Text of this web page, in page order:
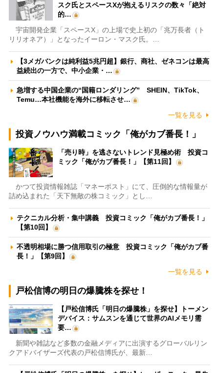
スク氏とスペースXが抱えるリスクの数々「絶対
的…
宇宙開発企業「スペースX」の上場で史上初の「兆万長者（ト
リリオネア）」となったイーロン・マスク氏。…
【3メガバンクは純利益5兆円超】銀行、商社、ゼネコンは最高
益続出の一方で、中小企業・…
急増する中国企業の“国籍ロンダリング” SHEIN、TikTok、
Temu…本社機能を海外に移転させ…
一覧を見る
投資ノウハウ満載コミック「俺がカブ番長！」
「売り時」を逃さないトレンド見極め術 投資コ
ミック「俺がカブ番長！」【第11回】
かつて投資情報雑誌「マネーポスト」にて、圧倒的な情報量が
詰め込まれた「天下無敵の株コミック」とし…
テクニカル分析・集中講義 投資コミック「俺がカブ番長！」
【第10回】
不透明相場に勝つ信用取引の極意 投資コミック「俺がカブ番
長！」【第9回】
一覧を見る
戸松信博の明日の爆騰株を探せ！
【戸松信博氏「明日の爆騰株」を探せ】トーメン
デバイス：サムスンを通じて世界のAIメモリ需
要…
新聞や雑誌など多数の金融メディアに出演するグローバルリン
クアドバイザーズ代表の戸松信博氏が、最新…